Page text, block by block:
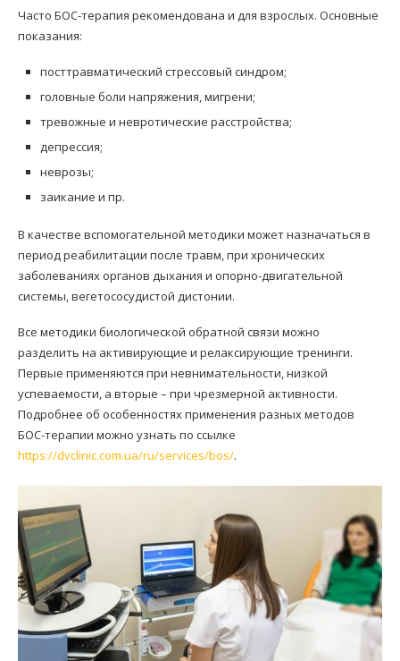
Часто БОС-терапия рекомендована и для взрослых. Основные
показания:
посттравматический стрессовый синдром;
головные боли напряжения, мигрени;
тревожные и невротические расстройства;
депрессия;
неврозы;
заикание и пр.
В качестве вспомогательной методики может назначаться в
период реабилитации после травм, при хронических
заболеваниях органов дыхания и опорно-двигательной
системы, вегетососудистой дистонии.
Все методики биологической обратной связи можно
разделить на активирующие и релаксирующие тренинги.
Первые применяются при невнимательности, низкой
успеваемости, а вторые – при чрезмерной активности.
Подробнее об особенностях применения разных методов
БОС-терапии можно узнать по ссылке
https://dvclinic.com.ua/ru/services/bos/.